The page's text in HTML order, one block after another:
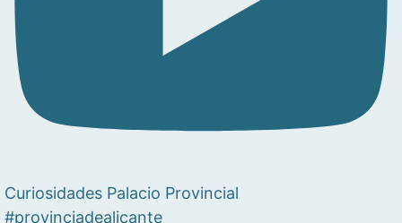
Curiosidades Palacio Provincial
#provinciadealicante